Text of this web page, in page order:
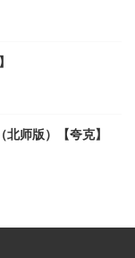
师版）【夸克】